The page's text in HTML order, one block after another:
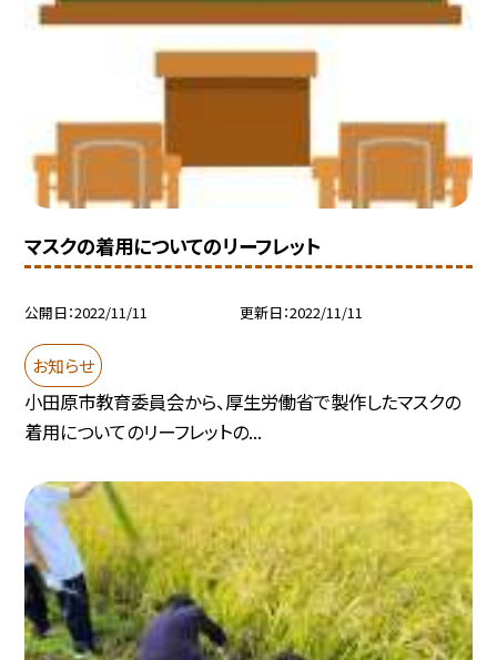
マスクの着用についてのリーフレット
公開日 2022/11/11 更新日 2022/11/11
お知らせ
小田原市教育委員会から、厚生労働省で製作したマスクの
着用についてのリーフレットの...